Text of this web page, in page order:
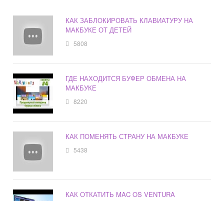
КАК ЗАБЛОКИРОВАТЬ КЛАВИАТУРУ НА
МАКБУКЕ ОТ ДЕТЕЙ
5808
ГДЕ НАХОДИТСЯ БУФЕР ОБМЕНА НА
МАКБУКЕ
8220
КАК ПОМЕНЯТЬ СТРАНУ НА МАКБУКЕ
5438
КАК ОТКАТИТЬ MAC OS VENTURA